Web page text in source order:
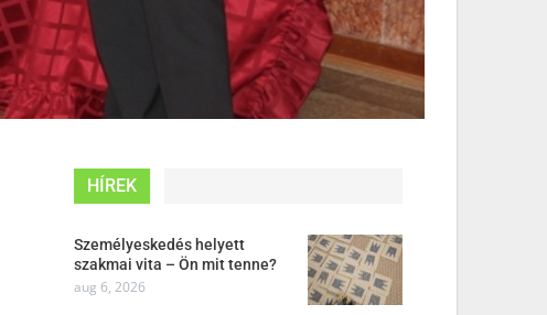
HÍREK
Személyeskedés helyett
szakmai vita – Ön mit tenne?
aug 6, 2026